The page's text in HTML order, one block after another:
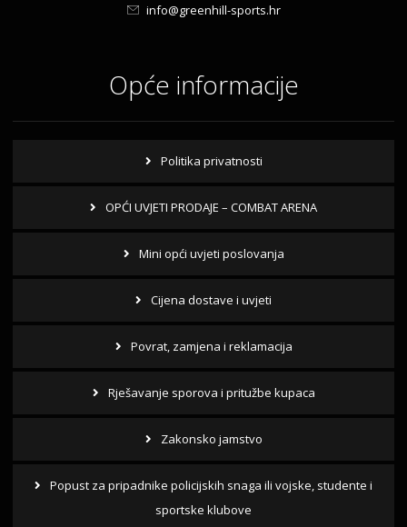
info@greenhill-sports.hr
Opće informacije
Politika privatnosti
OPĆI UVJETI PRODAJE – COMBAT ARENA
Mini opći uvjeti poslovanja
Cijena dostave i uvjeti
Povrat, zamjena i reklamacija
Rješavanje sporova i pritužbe kupaca
Zakonsko jamstvo
Popust za pripadnike policijskih snaga ili vojske, studente i
sportske klubove